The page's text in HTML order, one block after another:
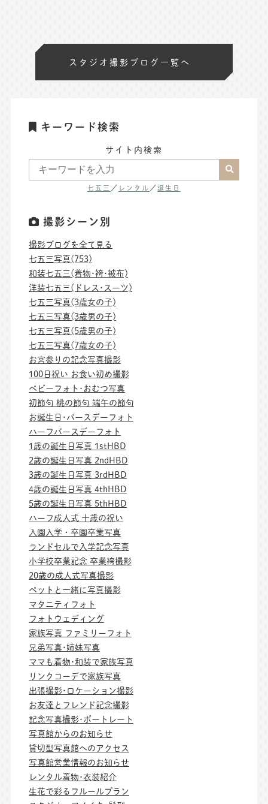
スタジオ撮影ブログ一覧へ
キーワード検索
サイト内検索
七五三 ／ レンタル ／誕生日
撮影シーン別
撮影ブログを全て見る
七五三写真(753)
和装七五三(着物･袴･被布)
洋装七五三(ドレス･スーツ)
七五三写真(3歳女の子)
七五三写真(3歳男の子)
七五三写真(5歳男の子)
七五三写真(7歳女の子)
お宮参りの記念写真撮影
100日祝い お食い初め撮影
ベビーフォト･おむつ写真
初節句 桃の節句 端午の節句
お誕生日･バースデーフォト
ハーフバースデーフォト
1歳の誕生日写真 1stHBD
2歳の誕生日写真 2ndHBD
3歳の誕生日写真 3rdHBD
4歳の誕生日写真 4thHBD
5歳の誕生日写真 5thHBD
ハーフ成人式 十歳の祝い
入園入学・卒園卒業写真
ランドセルで入学記念写真
小学校卒業記念 卒業袴撮影
20歳の成人式写真撮影
ペットと一緒に写真撮影
マタニティフォト
フォトウェディング
家族写真 ファミリーフォト
兄弟写真･姉妹写真
ママも着物･和装で家族写真
リンクコーデで家族写真
出張撮影･ロケーション撮影
お友達とフレンド記念撮影
記念写真撮影･ポートレート
写真館からのお知らせ
貸切型写真館へのアクセス
写真館営業情報のお知らせ
レンタル着物･衣装紹介
生花で彩るフルールプラン